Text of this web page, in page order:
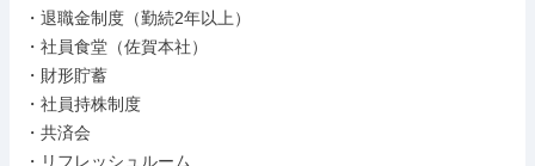
・退職金制度（勤続2年以上）
・社員食堂（佐賀本社）
・財形貯蓄
・社員持株制度
・共済会
・リフレッシュルーム